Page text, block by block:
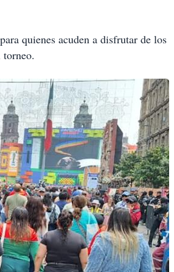
para quienes acuden a disfrutar de los